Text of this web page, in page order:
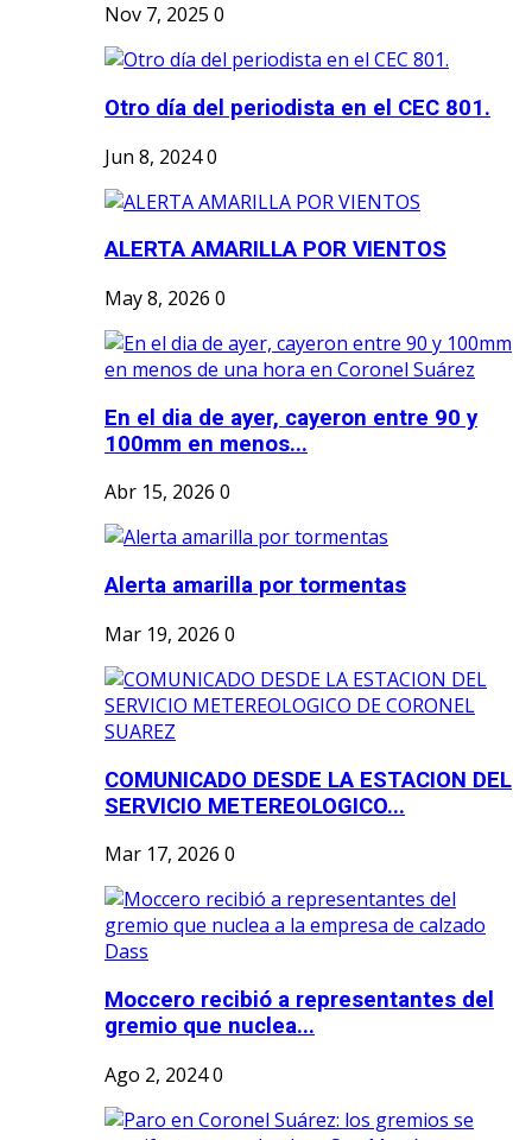
Nov 7, 2025 0
Otro día del periodista en el CEC 801.
Jun 8, 20240
ALERTA AMARILLA POR VIENTOS
May 8, 2026 0
En el dia de ayer, cayeron entre 90 y
100mm en menos...
Abr 15, 2026 0
Alerta amarilla por tormentas
Mar 19, 2026 0
COMUNICADO DESDE LA ESTACION DEL
SERVICIO METEREOLOGICO...
Mar 17, 2026 0
Moccero recibió a representantes del
gremio que nuclea...
Ago 2, 20240